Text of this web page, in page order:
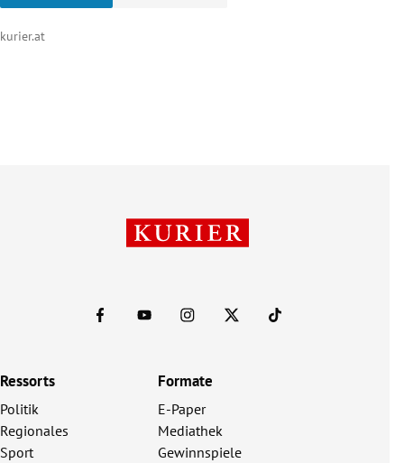
kurier.at
Ressorts
Politik
Regionales
Sport
Formate
E-Paper
Mediathek
Gewinnspiele